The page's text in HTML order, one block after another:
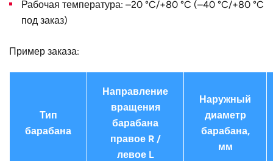
Рабочая температура: –20 °C/+80 °C (–40 °C/+80 °C
под заказ)
Пример заказа:
Тип
барабана
Направление
вращения
барабана
правое R /
левое L
Наружный
диаметр
барабана,
мм